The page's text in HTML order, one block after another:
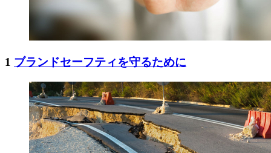
1 ブランドセーフティを守るために